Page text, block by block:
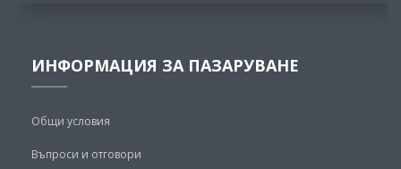
ИНФОРМАЦИЯ ЗА ПАЗАРУВАНЕ
Общи условия
Въпроси и отговори